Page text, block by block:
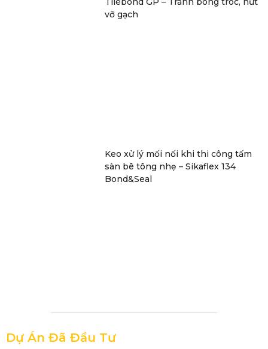
vỡ gạch
Keo xử lý mối nối khi thi công tấm
sàn bê tông nhẹ – Sikaflex 134
Bond&Seal
Dự Án Đã Đầu Tư